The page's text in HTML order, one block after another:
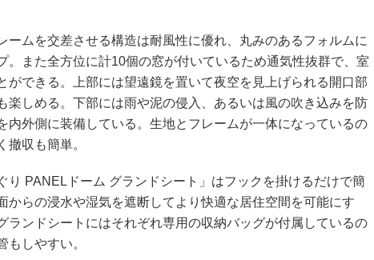
ムを交差させる構造は耐風性に優れ、丸みのあるフォルムに
。また全方位に計10個の窓が付いているため通気性抜群で、室
ができる。上部には望遠鏡を置いて夜空を見上げられる開口部
楽しめる。下部には雨や泥の侵入、あるいは風の吹き込みを防
内外側に装備している。生地とフレームが一体になっているの
撤収も簡単。
PANELドーム グランドシート」はフックを掛けるだけで簡
からの浸水や湿気を遮断してより快適な居住空間を可能にす
ランドシートにはそれぞれ専用の収納バッグが付属しているの
もしやすい。